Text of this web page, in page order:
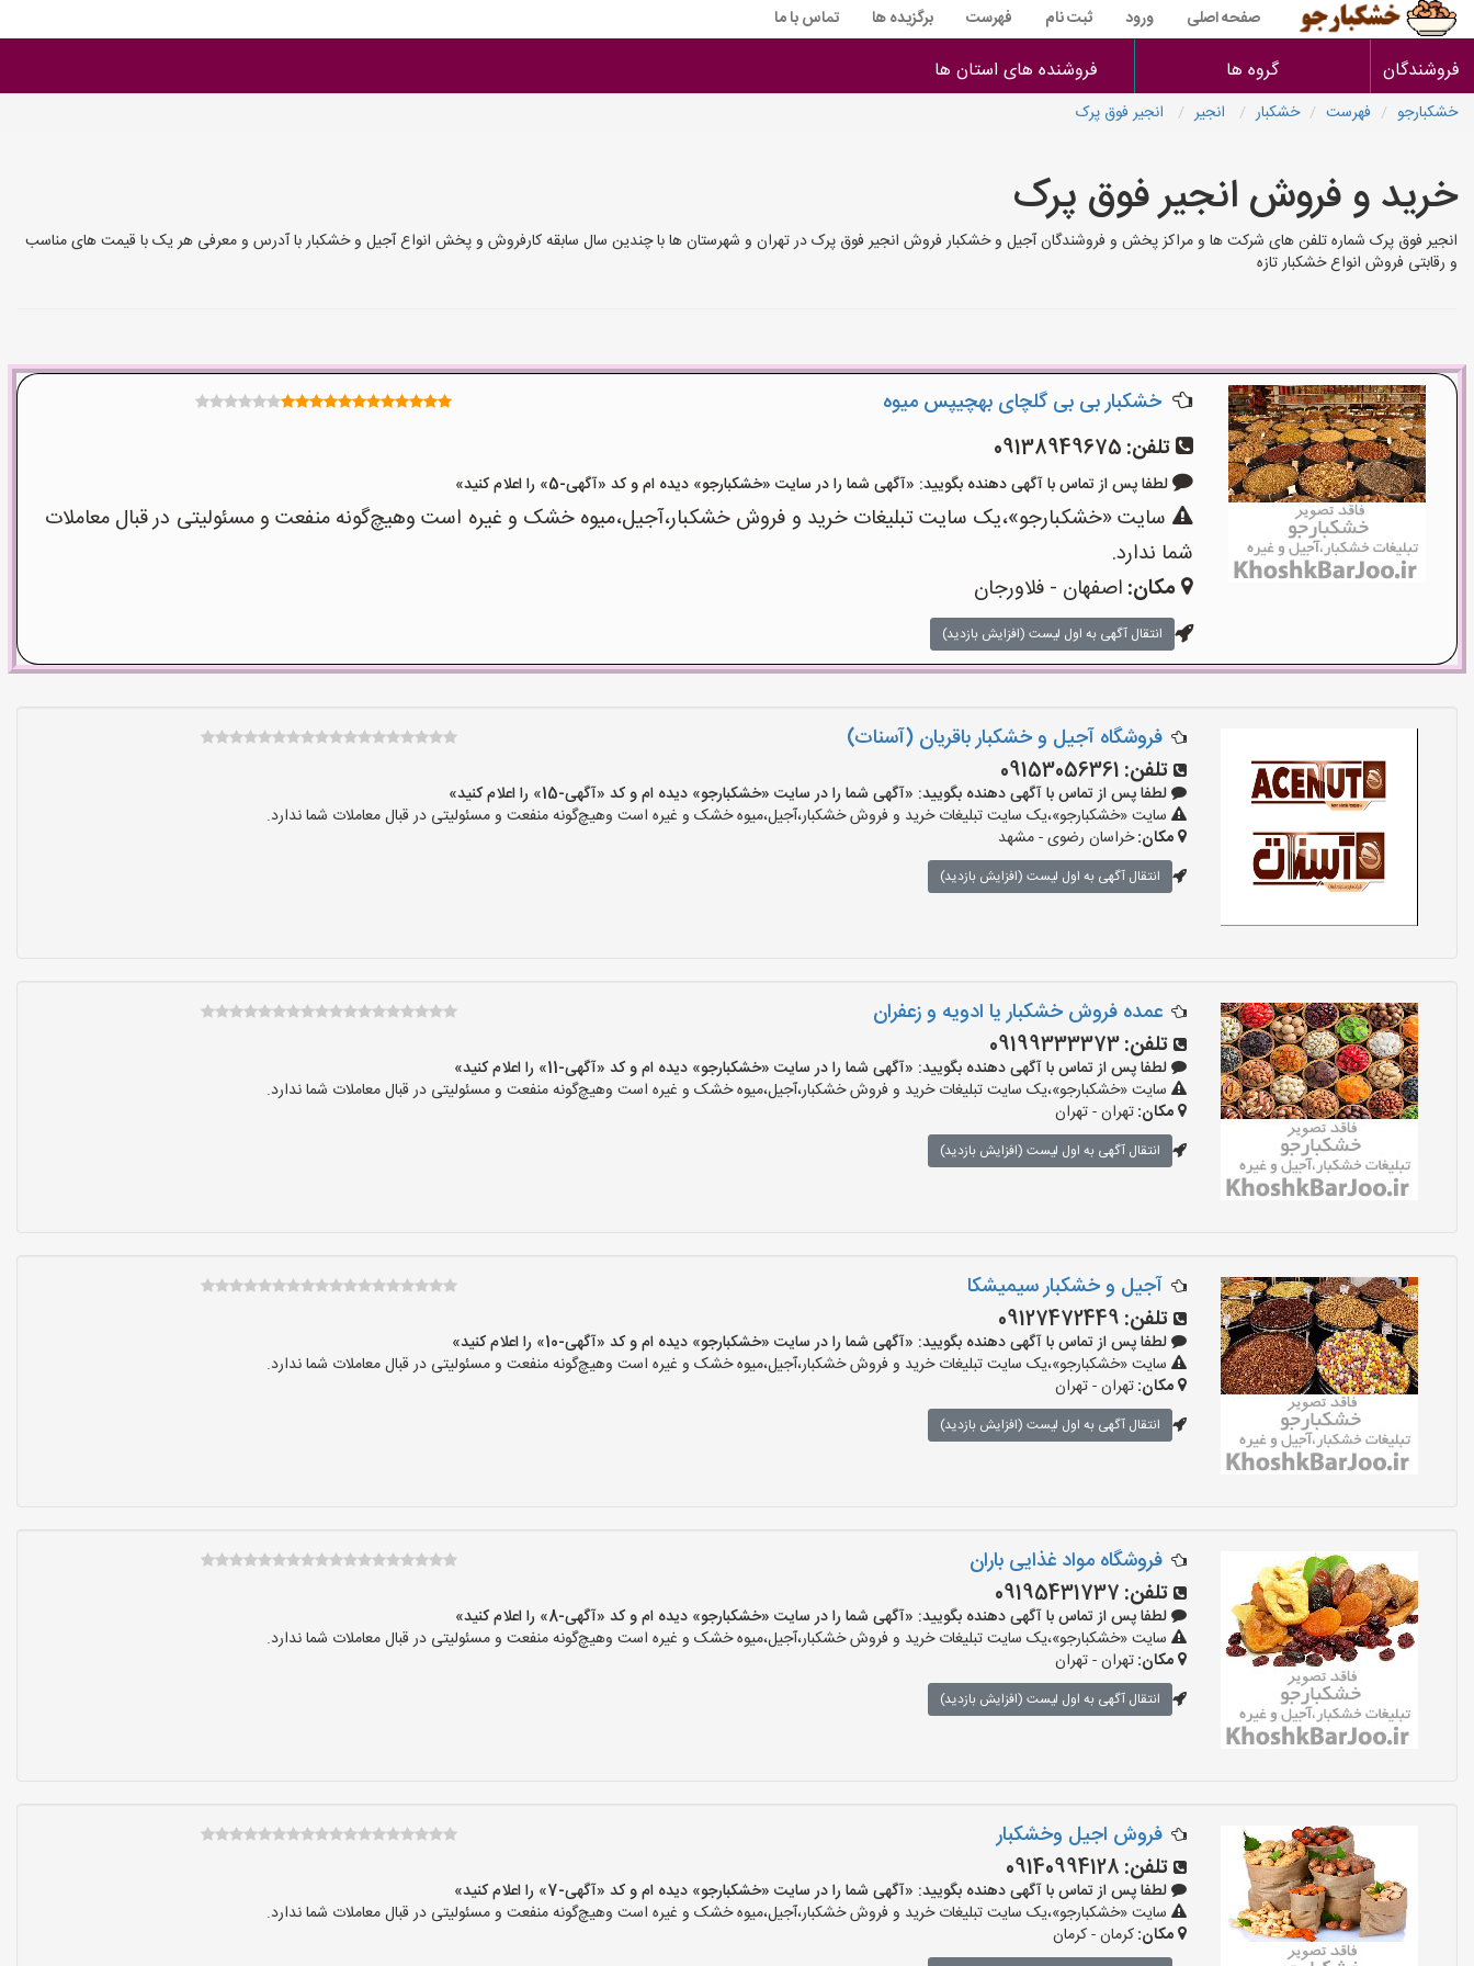
صفحه اصلی ورود ثبت نام فهرست برگزیده ها تماس با ما
فروشندگان گروه ها فروشنده های استان ها
خشکبارجو فهرست خشکبار انجیر انجیر فوق پرک
خرید و فروش انجیر فوق پرک
انجیر فوق پرک شماره تلفن های شرکت ها و مراکز پخش و فروشندگان آجیل و خشکبار فروش انجیر فوق پرک در تهران و شهرستان ها با چندین سال سابقه کارفروش و پخش انواع آجیل و خشکبار با آدرس و معرفی هر یک با قیمت های مناسب
و رقابتی فروش انواع خشکبار تازه
خشکبار بی بی گلچای بهچیپس میوه
تلفن: 09138949675
لطفا پس از تماس با آگهی دهنده بگویید: «آگهی شما را در سایت «خشکبارجو» دیده ام و کد «آگهی-5» را اعلام کنید»
سایت «خشکبارجو»،یک سایت تبلیغات خرید و فروش خشکبار،آجیل،میوه خشک و غیره است وهیچ‌گونه منفعت و مسئولیتی در قبال معاملات
شما ندارد.
مکان: اصفهان - فلاورجان
انتقال آگهی به اول لیست (افزایش بازدید)
فروشگاه آجیل و خشکبار باقریان (آسنات)
تلفن: 09153056361
لطفا پس از تماس با آگهی دهنده بگویید: «آگهی شما را در سایت «خشکبارجو» دیده ام و کد «آگهی-15» را اعلام کنید»
سایت «خشکبارجو»،یک سایت تبلیغات خرید و فروش خشکبار،آجیل،میوه خشک و غیره است وهیچ‌گونه منفعت و مسئولیتی در قبال معاملات شما ندارد.
مکان:خراسان رضوی - مشهد
انتقال آگهی به اول لیست (افزایش بازدید)
عمده فروش خشکبار یا ادویه و زعفران
تلفن:09199333373
لطفا پس از تماس با آگهی دهنده بگویید: «آگهی شما را در سایت «خشکبارجو» دیده ام و کد «آگهی-11» را اعلام کنید»
سایت «خشکبارجو»،یک سایت تبلیغات خرید و فروش خشکبار،آجیل،میوه خشک و غیره است وهیچ‌گونه منفعت و مسئولیتی در قبال معاملات شما ندارد.
مکان:تهران - تهران
انتقال آگهی به اول لیست (افزایش بازدید)
آجیل و خشکبار سیمیشکا
تلفن: 09127472449
لطفا پس از تماس با آگهی دهنده بگویید: «آگهی شما را در سایت «خشکبارجو» دیده ام و کد «آگهی-10» را اعلام کنید»
سایت «خشکبارجو»،یک سایت تبلیغات خرید و فروش خشکبار،آجیل،میوه خشک و غیره است وهیچ‌گونه منفعت و مسئولیتی در قبال معاملات شما ندارد.
مکان:تهران - تهران
انتقال آگهی به اول لیست (افزایش بازدید)
فروشگاه مواد غذایی باران
تلفن: 09195431737
لطفا پس از تماس با آگهی دهنده بگویید: «آگهی شما را در سایت «خشکبارجو» دیده ام و کد «آگهی-8» را اعلام کنید»
سایت «خشکبارجو»،یک سایت تبلیغات خرید و فروش خشکبار،آجیل،میوه خشک و غیره است وهیچ‌گونه منفعت و مسئولیتی در قبال معاملات شما ندارد.
مکان:تهران - تهران
انتقال آگهی به اول لیست (افزایش بازدید)
فروش اجیل وخشکبار
تلفن: 09140994128
لطفا پس از تماس با آگهی دهنده بگویید: «آگهی شما را در سایت «خشکبارجو» دیده ام و کد «آگهی-7» را اعلام کنید»
سایت «خشکبارجو»،یک سایت تبلیغات خرید و فروش خشکبار،آجیل،میوه خشک و غیره است وهیچ‌گونه منفعت و مسئولیتی در قبال معاملات شما ندارد.
مکان:کرمان - کرمان